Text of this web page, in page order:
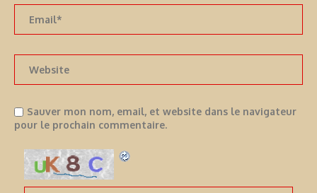
Sauver mon nom, email, et website dans le navigateur
pour le prochain commentaire.